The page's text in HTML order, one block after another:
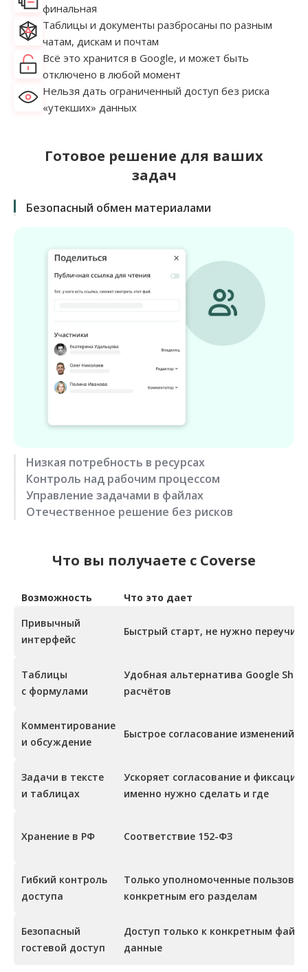
финальная
Таблицы и документы разбросаны по разным
чатам, дискам и почтам
Всё это хранится в Google, и может быть
отключено в любой момент
Нельзя дать ограниченный доступ без риска
«утекших» данных
Готовое решение для ваших
задач
Безопасный обмен материалами
Низкая потребность в ресурсах
Контроль над рабочим процессом
Управление задачами в файлах
Отечественное решение без рисков
Что вы получаете с Coverse
Возможность
Привычный
интерфейс
Таблицы
с формулами
Комментирование
и обсуждение
Задачи в тексте
и таблицах
Хранение в РФ
Гибкий контроль
доступа
Безопасный
гостевой доступ
Что это дает
Быстрый старт, не нужно
Удобная альтернатива Google
расчётов
Быстрое согласование изменений и
Ускоряет согласование и
именно нужно сделать и где
Соответствие 152-ФЗ
Только уполномоченные
конкретным его разделам
Доступ только к конкретным
данные